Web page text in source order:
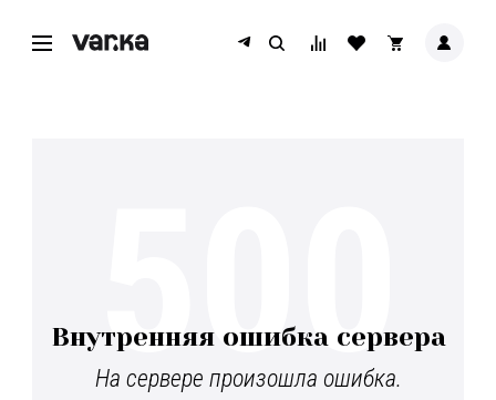
Внутренняя ошибка сервера
На сервере произошла ошибка.
500